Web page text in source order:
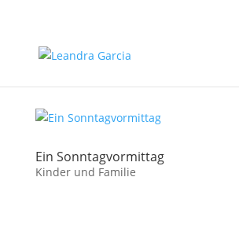
Ein Sonntagvormittag
Kinder und Familie